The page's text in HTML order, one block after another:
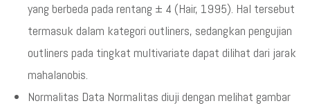
yang berbeda pada rentang ± 4 (Hair, 1995). Hal tersebut
termasuk dalam kategori outliners, sedangkan pengujian
outliners pada tingkat multivariate dapat dilihat dari jarak
mahalanobis.
Normalitas Data Normalitas diuji dengan melihat gambar